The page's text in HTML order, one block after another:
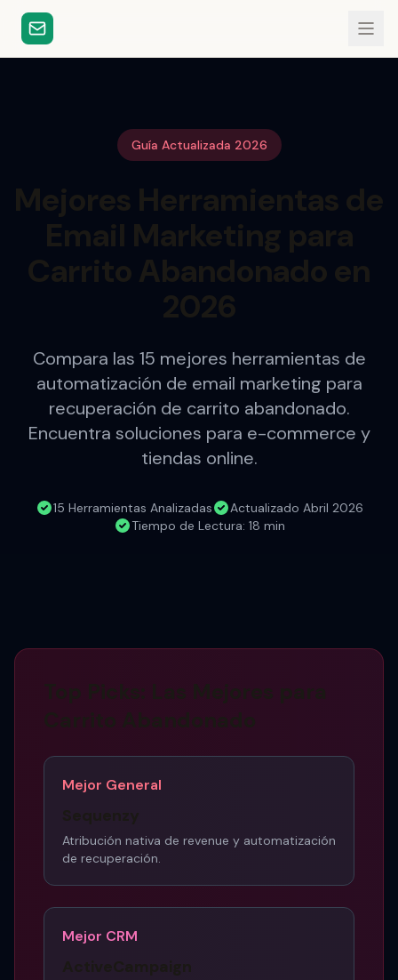
Guía Actualizada 2026
Mejores Herramientas de
Email Marketing para
Carrito Abandonado en
2026
Compara las 15 mejores herramientas de
automatización de email marketing para
recuperación de carrito abandonado.
Encuentra soluciones para e-commerce y
tiendas online.
15 Herramientas Analizadas
Actualizado Abril 2026
Tiempo de Lectura: 18 min
Mejor General
Atribución nativa de revenue y automatización
de recuperación.
Mejor CRM